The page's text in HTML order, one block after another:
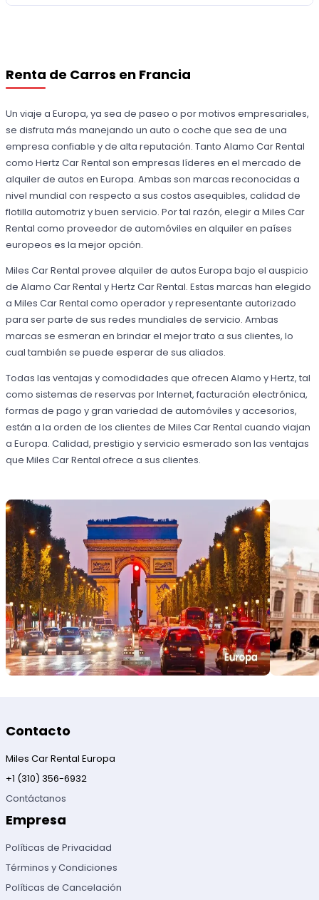
Renta de Carros en Francia
Un viaje a Europa, ya sea de paseo o por motivos empresariales,
se disfruta más manejando un auto o coche que sea de una
empresa confiable y de alta reputación. Tanto Alamo Car Rental
como Hertz Car Rental son empresas líderes en el mercado de
alquiler de autos en Europa. Ambas son marcas reconocidas a
nivel mundial con respecto a sus costos asequibles, calidad de
flotilla automotriz y buen servicio. Por tal razón, elegir a Miles Car
Rental como proveedor de automóviles en alquiler en países
europeos es la mejor opción.
Miles Car Rental provee alquiler de autos Europa bajo el auspicio
de Alamo Car Rental y Hertz Car Rental. Estas marcas han elegido
a Miles Car Rental como operador y representante autorizado
para ser parte de sus redes mundiales de servicio. Ambas
marcas se esmeran en brindar el mejor trato a sus clientes, lo
cual también se puede esperar de sus aliados.
Todas las ventajas y comodidades que ofrecen Alamo y Hertz, tal
como sistemas de reservas por Internet, facturación electrónica,
formas de pago y gran variedad de automóviles y accesorios,
están a la orden de los clientes de Miles Car Rental cuando viajan
a Europa. Calidad, prestigio y servicio esmerado son las ventajas
que Miles Car Rental ofrece a sus clientes.
Contacto
Miles Car Rental Europa
+1 (310) 356-6932
Contáctanos
Empresa
Políticas de Privacidad
Términos y Condiciones
Políticas de Cancelación